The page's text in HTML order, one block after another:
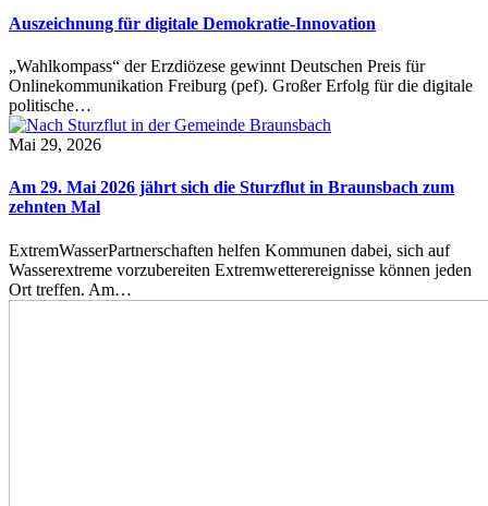
Auszeichnung für digitale Demokratie-Innovation
„Wahlkompass“ der Erzdiözese gewinnt Deutschen Preis für
Onlinekommunikation Freiburg (pef). Großer Erfolg für die digitale
politische…
Mai 29, 2026
Am 29. Mai 2026 jährt sich die Sturzflut in Braunsbach zum
zehnten Mal
ExtremWasserPartnerschaften helfen Kommunen dabei, sich auf
Wasserextreme vorzubereiten Extremwetterereignisse können jeden
Ort treffen. Am…